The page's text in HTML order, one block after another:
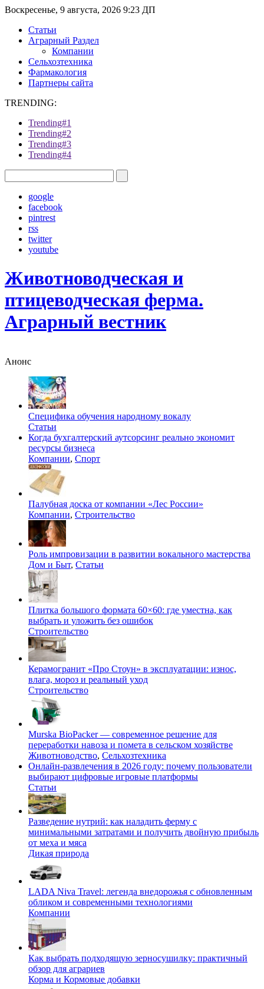
Воскресенье, 9 августа, 2026 9:23 ДП
Статьи
Аграрный Раздел
Компании
Сельхозтехника
Фармакология
Партнеры сайта
TRENDING:
Trending#1
Trending#2
Trending#3
Trending#4
google
facebook
pintrest
rss
twitter
youtube
Животноводческая и
птицеводческая ферма.
Аграрный вестник
Анонс
Специфика обучения народному вокалу
Статьи
Когда бухгалтерский аутсорсинг реально экономит
ресурсы бизнеса
Компании, Спорт
Палубная доска от компании «Лес России»
Компании, Строительство
Роль импровизации в развитии вокального мастерства
Дом и Быт, Статьи
Плитка большого формата 60×60: где уместна, как
выбрать и уложить без ошибок
Строительство
Керамогранит «Про Стоун» в эксплуатации: износ,
влага, мороз и реальный уход
Строительство
Murska BioPacker — современное решение для
переработки навоза и помета в сельском хозяйстве
Животноводство, Сельхозтехника
Онлайн-развлечения в 2026 году: почему пользователи
выбирают цифровые игровые платформы
Статьи
Разведение нутрий: как наладить ферму с
минимальными затратами и получить двойную прибыль
от меха и мяса
Дикая природа
LADA Niva Travel: легенда внедорожья с обновленным
обликом и современными технологиями
Компании
Как выбрать подходящую зерносушилку: практичный
обзор для аграриев
Корма и Кормовые добавки